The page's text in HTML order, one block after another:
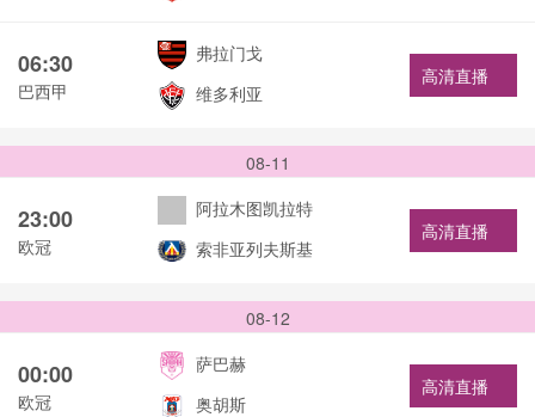
06:30
巴西甲
弗拉门戈
维多利亚
高清直播
08-11
23:00
欧冠
阿拉木图凯拉特
索非亚列夫斯基
高清直播
08-12
00:00
欧冠
萨巴赫
奥胡斯
高清直播